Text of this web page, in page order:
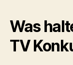
Was
TV